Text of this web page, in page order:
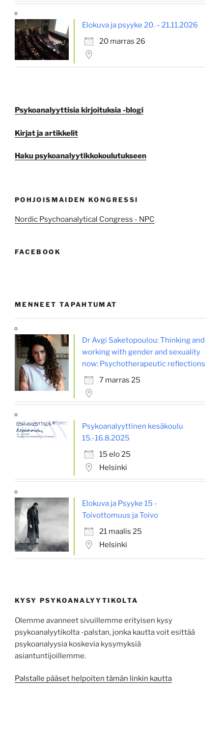
Elokuva ja psyyke 20. – 21.11.2026
20 marras 26
Psykoanalyyttisia kirjoituksia -blogi
Kirjat ja artikkelit
Haku psykoanalyytikkokoulutukseen
POHJOISMAIDEN KONGRESSI
Nordic Psychoanalytical Congress - NPC
FACEBOOK
MENNEET TAPAHTUMAT
Dr Avgi Saketopoulou: Thinking and
working with gender and sexuality
now: Psychotherapeutic reflections
7 marras 25
Psykoanalyyttinen kesäkoulu
15.-16.8.2025
15 elo 25
Helsinki
Elokuva ja Psyyke 15 -
Toivottomuus ja Toivo
21 maalis 25
Helsinki
KYSY PSYKOANALYYTIKOLTA
Olemme avanneet sivuillemme erityisen kysy
psykoanalyytikolta -palstan, jonka kautta voit esittää
psykoa­na­lyysia koskevia kysy­myksiä
asiantuntijoillemme.
Palstalle pääset helpoiten tämän linkin kautta